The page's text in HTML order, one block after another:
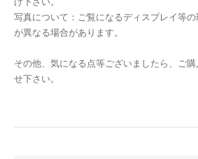
写真について：ご覧になるディスプレイ等
が異なる場合があります。
その他、気になる点等ございましたら、ご
せ下さい。